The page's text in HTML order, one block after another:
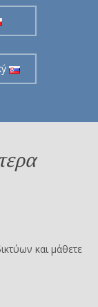
και μάθετε